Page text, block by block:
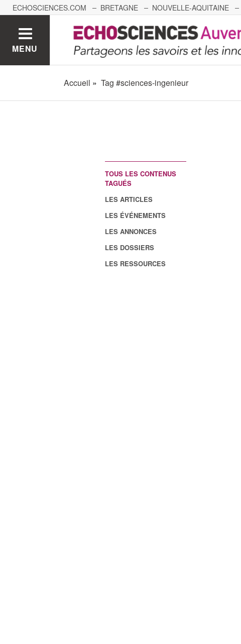
ECHOSCIENCES.COM BRETAGNE NOUVELLE-AQUITAINE
GRENOBLE GRAND EST BOURGOGNE-
MENU
Accueil Tag #sciences-ingenieur
TOUS LES CONTENUS
TAGUÉS
LES ARTICLES
LES ÉVÉNEMENTS
LES ANNONCES
LES DOSSIERS
LES RESSOURCES